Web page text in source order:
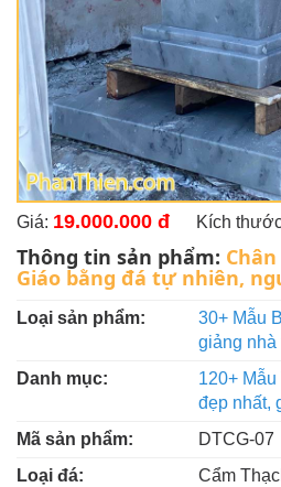
Giá: 19.000.000 đ Kích
Thông tin sản phẩm:
Giáo bằng đá tự nhiên,
Loại sản phẩm:
30+ Mẫu
giảng
Danh mục:
120+
đẹp nhất,
Mã sản phẩm:
DTCG-07
Loại đá:
Cẩm